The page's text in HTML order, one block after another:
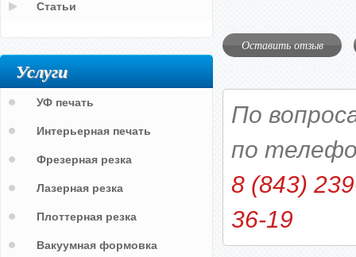
Оставить отзыв
По
по
8 (843)
36-19
Статьи
Услуги
УФ печать
Интерьерная печать
Фрезерная резка
Лазерная резка
Плоттерная резка
Вакуумная формовка